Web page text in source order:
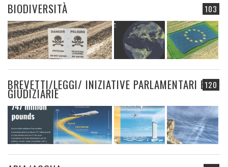
103
BIODIVERSITÀ
120
BREVETTI/LEGGI/ INIZIATIVE PARLAMENTARI E
GIUDIZIARIE